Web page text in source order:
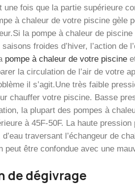
fois que la partie supérieure
à chaleur de votre piscine gèle
la pompe à chaleur de
saisons froides d’hiver, l’action
pompe à chaleur de votre piscine
la circulation de l’air de votre
il s’agit.Une très faible
chauffer votre piscine. Basse
la plupart des pompes à
à 45F-50F. La haute
traversant l’échangeur de
peut être confondue avec une
de dégivrage